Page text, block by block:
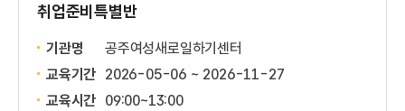
취업준비특별반
기관명
공주여성새로일하기센터
교육기간 2026-05-06 ~ 2026-11-27
교육시간 09:00~13:00